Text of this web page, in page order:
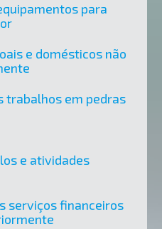
para
e domésticos não
trabalhos em pedras
e atividades
serviços financeiros